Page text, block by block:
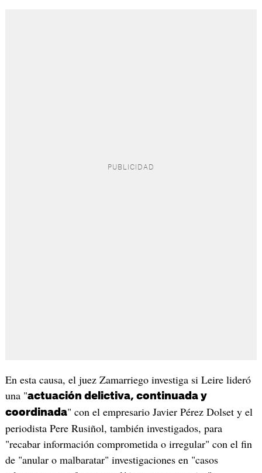
En esta causa, el juez Zamarriego investiga si Leire lideró
una "actuación delictiva, continuada y
coordinada" con el empresario Javier Pérez Dolset y el
periodista Pere Rusiñol, también investigados, para
"recabar información comprometida o irregular" con el fin
de "anular o malbaratar" investigaciones en "casos